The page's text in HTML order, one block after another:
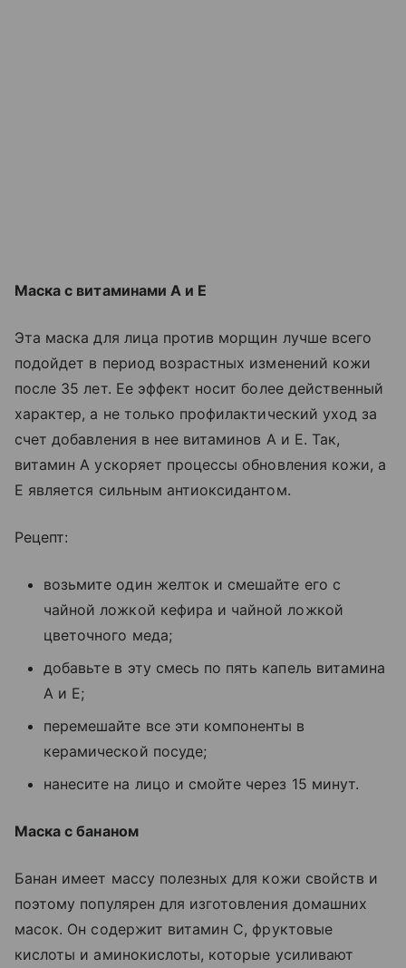
Маска с витаминами А и Е
Эта маска для лица против морщин лучше всего
подойдет в период возрастных изменений кожи
после 35 лет. Ее эффект носит более действенный
характер, а не только профилактический уход за
счет добавления в нее витаминов A и Е. Так,
витамин А ускоряет процессы обновления кожи, а
Е является сильным антиоксидантом.
Рецепт:
возьмите один желток и смешайте его с
чайной ложкой кефира и чайной ложкой
цветочного меда;
добавьте в эту смесь по пять капель витамина
А и Е;
перемешайте все эти компоненты в
керамической посуде;
нанесите на лицо и смойте через 15 минут.
Маска с бананом
Банан имеет массу полезных для кожи свойств и
поэтому популярен для изготовления домашних
масок. Он содержит витамин С, фруктовые
кислоты и аминокислоты, которые усиливают